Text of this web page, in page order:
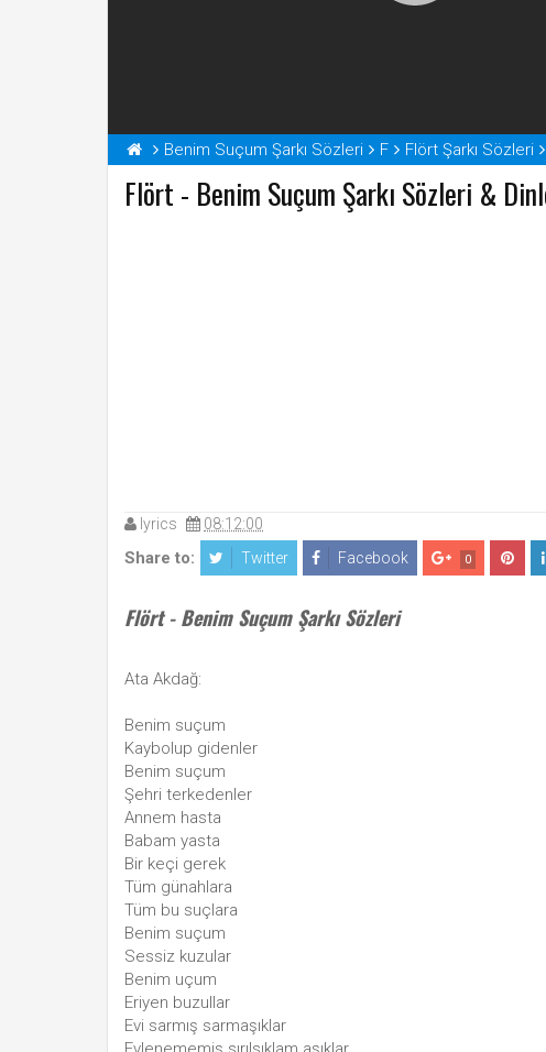
Benim Suçum Şarkı Sözleri F Flört Şarkı Sözleri
Flört - Benim Suçum Şarkı Sözleri &
lyrics 08:12:00
Share to: Twitter Facebook 0
Flört - Benim Suçum Şarkı Sözleri
Ata Akdağ:
Benim suçum
Kaybolup gidenler
Benim suçum
Şehri terkedenler
Annem hasta
Babam yasta
Bir keçi gerek
Tüm günahlara
Tüm bu suçlara
Benim suçum
Sessiz kuzular
Benim uçum
Eriyen buzullar
Evi sarmış sarmaşıklar